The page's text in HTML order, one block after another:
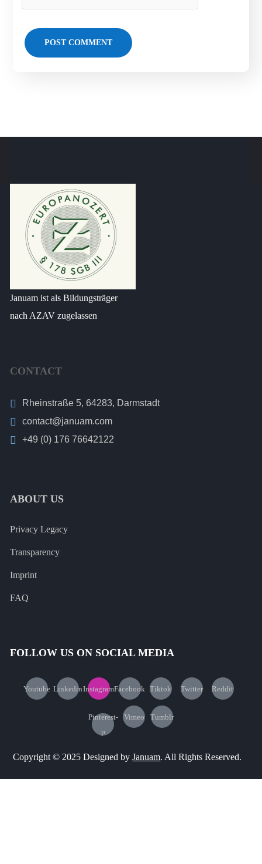
Januam ist als Bildungsträger
nach AZAV zugelassen
CONTACT
Rheinstraße 5, 64283, Darmstadt
contact@januam.com
+49 (0) 176 76642122
ABOUT US
Privacy Legacy
Transparency
Imprint
FAQ
FOLLOW US ON SOCIAL MEDIA
Youtube LinkedinInstagramFacebook Tiktok Twitter Reddit
Pinterest-
p
Vimeo Tumblr
Copyright © 2025 Designed byJanuam. All Rights Reserved.